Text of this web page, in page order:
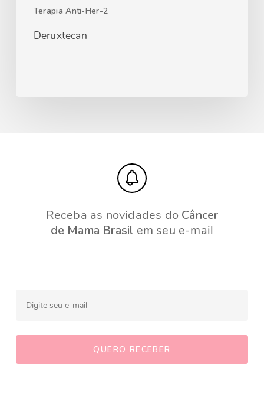
Terapia Anti-Her-2
Deruxtecan
Receba as novidades do Câncer
de Mama Brasil em seu e-mail